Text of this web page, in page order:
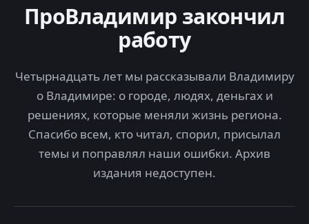
ПроВладимир закончил
работу
Четырнадцать лет мы рассказывали Владимиру
о Владимире: о городе, людях, деньгах и
решениях, которые меняли жизнь региона.
Спасибо всем, кто читал, спорил, присылал
темы и поправлял наши ошибки. Архив
издания недоступен.